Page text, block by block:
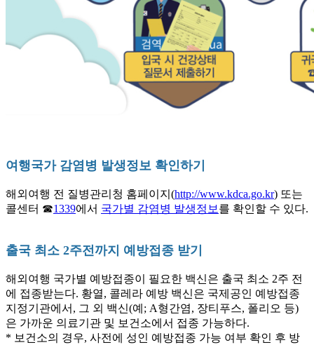
여행국가 감염병 발생정보 확인하기
해외여행 전 질병관리청 홈페이지(http://www.kdca.go.kr) 또는
콜센터 ☎1339에서 국가별 감염병 발생정보 를 확인할 수 있다.
출국 최소 2주전까지 예방접종 받기
해외여행 국가별 예방접종이 필요한 백신은 출국 최소 2주 전
에 접종받는다. 황열, 콜레라 예방 백신은 국제공인 예방접종
지정기관에서, 그 외 백신(예; A형간염, 장티푸스, 폴리오 등)
은 가까운 의료기관 및 보건소에서 접종 가능하다.
* 보건소의 경우, 사전에 성인 예방접종 가능 여부 확인 후 방